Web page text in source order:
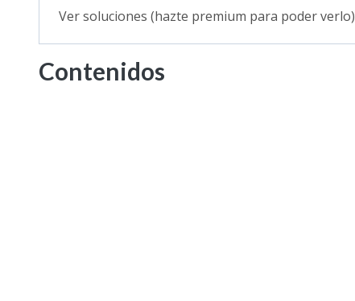
Ver soluciones (hazte premium para poder verlo)
Contenidos